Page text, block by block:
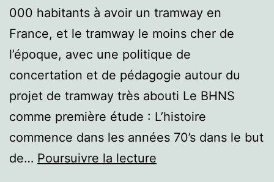
000 habitants à avoir un tramway en
France, et le tramway le moins cher de
l’époque, avec une politique de
concertation et de pédagogie autour du
projet de tramway très abouti Le BHNS
comme première étude : L’histoire
commence dans les années 70’s dans le but
de… Poursuivre la lecture